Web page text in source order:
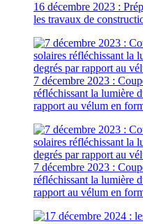
16 décembre 2023 :
les travaux de
7 décembre 2023 :
réfléchissant la lumière
rapport au vélum en
7 décembre 2023 :
réfléchissant la lumière
rapport au vélum en